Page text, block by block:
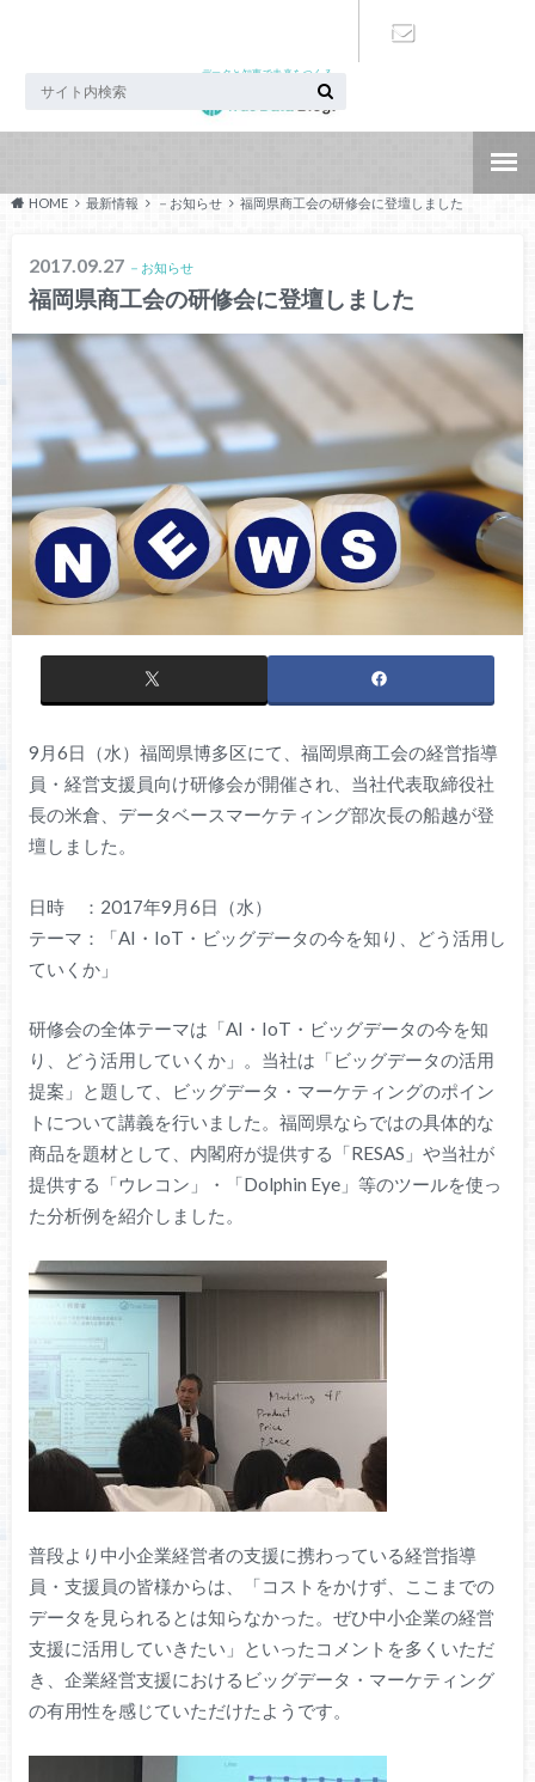
データと知恵で未来をつくる
HOME 最新情報 －お知らせ 福岡県商工会の研修会に登壇しました
2017.09.27 －お知らせ
福岡県商工会の研修会に登壇しました
9月6日（水）福岡県博多区にて、福岡県商工会の経営指導
員・経営支援員向け研修会が開催され、当社代表取締役社
長の米倉、データベースマーケティング部次長の船越が登
壇しました。
日時 ：2017年9月6日（水）
テーマ：「AI・IoT・ビッグデータの今を知り、どう活用し
ていくか」
研修会の全体テーマは「AI・IoT・ビッグデータの今を知
り、どう活用していくか」。当社は「ビッグデータの活用
提案」と題して、ビッグデータ・マーケティングのポイン
トについて講義を行いました。福岡県ならではの具体的な
商品を題材として、内閣府が提供する「RESAS」や当社が
提供する「ウレコン」・「Dolphin Eye」等のツールを使っ
た分析例を紹介しました。
普段より中小企業経営者の支援に携わっている経営指導
員・支援員の皆様からは、「コストをかけず、ここまでの
データを見られるとは知らなかった。ぜひ中小企業の経営
支援に活用していきたい」といったコメントを多くいただ
き、企業経営支援におけるビッグデータ・マーケティング
の有用性を感じていただけたようです。